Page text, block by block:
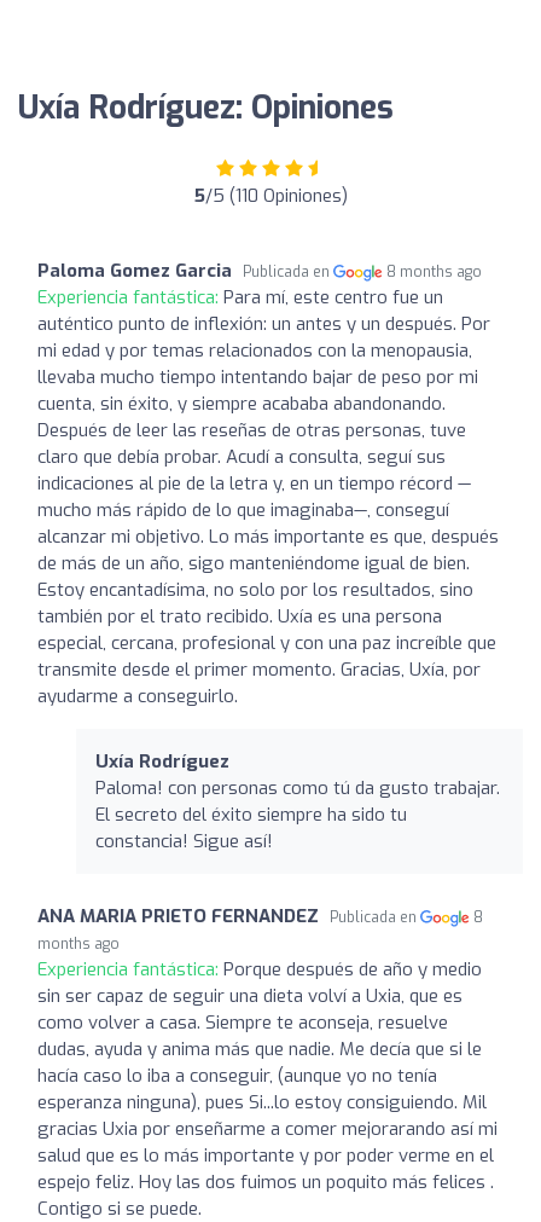
Uxía Rodríguez: Opiniones
5/5 (110 Opiniones)
Paloma Gomez Garcia Publicada en 8 months ago
Experiencia fantástica: Para mí, este centro fue un
auténtico punto de inflexión: un antes y un después. Por
mi edad y por temas relacionados con la menopausia,
llevaba mucho tiempo intentando bajar de peso por mi
cuenta, sin éxito, y siempre acababa abandonando.
Después de leer las reseñas de otras personas, tuve
claro que debía probar. Acudí a consulta, seguí sus
indicaciones al pie de la letra y, en un tiempo récord —
mucho más rápido de lo que imaginaba—, conseguí
alcanzar mi objetivo. Lo más importante es que, después
de más de un año, sigo manteniéndome igual de bien.
Estoy encantadísima, no solo por los resultados, sino
también por el trato recibido. Uxía es una persona
especial, cercana, profesional y con una paz increíble que
transmite desde el primer momento. Gracias, Uxía, por
ayudarme a conseguirlo.
Uxía Rodríguez
Paloma! con personas como tú da gusto trabajar.
El secreto del éxito siempre ha sido tu
constancia! Sigue así!
ANA MARIA PRIETO FERNANDEZ Publicada en
8
months ago
Experiencia fantástica: Porque después de año y medio
sin ser capaz de seguir una dieta volví a Uxia, que es
como volver a casa. Siempre te aconseja, resuelve
dudas, ayuda y anima más que nadie. Me decía que si le
hacía caso lo iba a conseguir, (aunque yo no tenía
esperanza ninguna), pues Si...lo estoy consiguiendo. Mil
gracias Uxia por enseñarme a comer mejorarando así mi
salud que es lo más importante y por poder verme en el
espejo feliz. Hoy las dos fuimos un poquito más felices .
Contigo si se puede.